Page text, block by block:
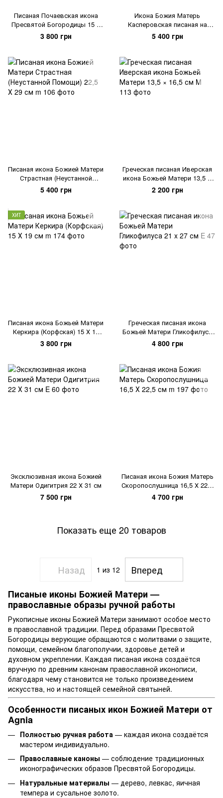
Писаная Почаевская икона
Пресвятой Богородицы 15 Х
19 см
3 800 грн
Икона Божия Матерь
Касперовская писаная на
холсте 22,5 Х 29 см
5 400 грн
Писаная икона Божией Матери
Страстная (Неустанной
Помощи) 22,5 Х 29 см
5 400 грн
Греческая писаная Иверская
икона Божьей Матери 13,5 ×
16,5 см
2 200 грн
ХИТ
Писаная икона Божьей Матери
Керкира (Корфская) 15 Х 19
см
3 800 грн
Греческая писаная икона
Божьей Матери Гликофилуса
21 x 27 см
4 800 грн
Эксклюзивная икона Божией
Матери Одигитрия 22 Х 31 см
7 500 грн
Писаная икона Божия Матерь
Скоропослушница 16,5 Х 22,5
см
4 700 грн
Показать еще 20 товаров
Назад 1 из 12
Вперед
Писаные иконы Божией Матери —
православные образы ручной работы
Рукописные иконы Божией Матери занимают особое место
в православной традиции. Перед образами Пресвятой
Богородицы верующие обращаются с молитвами о защите,
помощи, семейном благополучии, здоровье детей и
духовном укреплении. Каждая писаная икона создаётся
вручную по древним канонам православной иконописи,
благодаря чему становится не только произведением
искусства, но и настоящей семейной святыней.
Особенности писаных икон Божией Матери от
Agnia
Полностью ручная работа — каждая икона создаётся
мастером индивидуально.
Православные каноны — соблюдение традиционных
иконографических образов Пресвятой Богородицы.
Натуральные материалы — дерево, левкас, яичная
темпера и сусальное золото.